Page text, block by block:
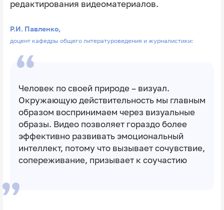
редактирования видеоматериалов.
Р.И. Павленко,
доцент кафедры общего литературоведения и журналистики:
Человек по своей природе – визуал.
Окружающую действительность мы главным
образом воспринимаем через визуальные
образы. Видео позволяет гораздо более
эффективно развивать эмоциональный
интеллект, потому что вызывает сочувствие,
сопереживание, призывает к соучастию